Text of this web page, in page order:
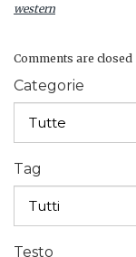
western
Comments are closed
Categorie
Tag
Testo